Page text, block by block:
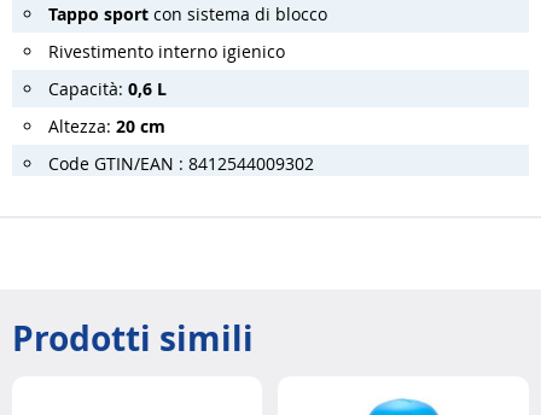
Tappo sport con sistema di blocco
Rivestimento interno igienico
Capacità: 0,6 L
Altezza: 20 cm
Code GTIN/EAN : 8412544009302
Prodotti simili